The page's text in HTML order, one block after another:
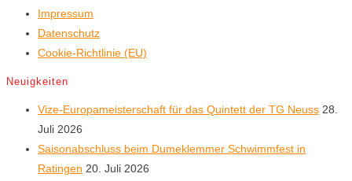
Impressum
Datenschutz
Cookie-Richtlinie (EU)
Neuigkeiten
Vize-Europameisterschaft für das Quintett der TG Neuss 28.
Juli 2026
Saisonabschluss beim Dumeklemmer Schwimmfest in
Ratingen 20. Juli 2026